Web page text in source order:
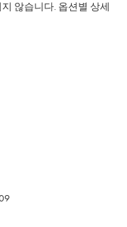
않습니다. 옵션별 상세